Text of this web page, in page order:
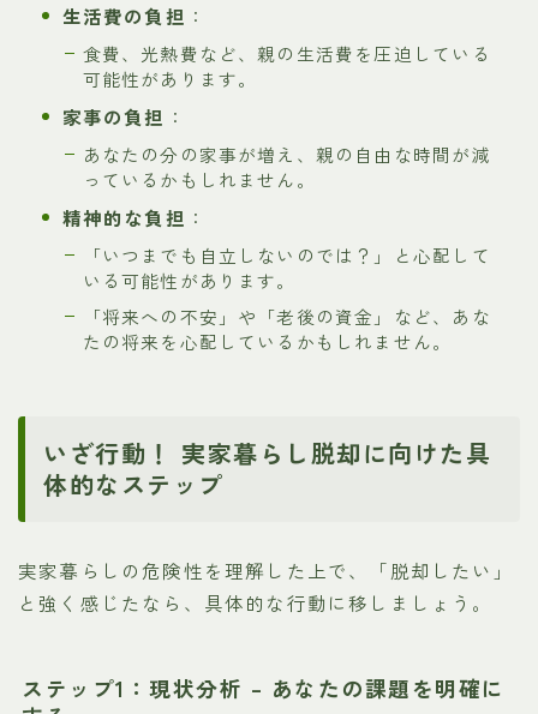
生活費の負担 ：
食費、光熱費など、親の生活費を圧迫している
可能性があります。
家事の負担 ：
あなたの分の家事が増え、親の自由な時間が減
っているかもしれません。
精神的な負担 ：
「いつまでも自立しないのでは？」と心配して
いる可能性があります。
「将来への不安」や「老後の資金」など、あな
たの将来を心配しているかもしれません。
いざ行動！ 実家暮らし脱却に向けた具
体的なステップ
実家暮らしの危険性を理解した上で、「脱却したい」
と強く感じたなら、具体的な行動に移しましょう。
ステップ1：現状分析 – あなたの課題を明確に